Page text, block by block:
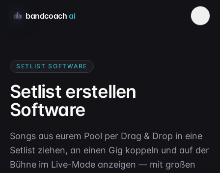
bandcoach ai
SETLIST SOFTWARE
Setlist erstellen
Software
Songs aus eurem Pool per Drag & Drop in eine
Setlist ziehen, an einen Gig koppeln und auf der
Bühne im Live-Mode anzeigen — mit großen